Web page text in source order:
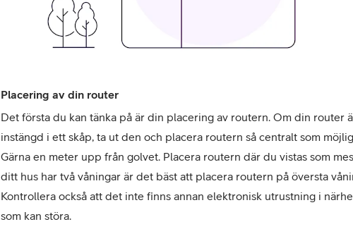
Placering av din router
Det första du kan tänka på är din placering av routern. Om din router
instängd i ett skåp, ta ut den och placera routern så centralt som
Gärna en meter upp från golvet. Placera routern där du vistas som
ditt hus har två våningar är det bäst att placera routern på översta
Kontrollera också att det inte finns annan elektronisk utrustning i
som kan störa.